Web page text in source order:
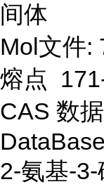
间体
Mol文件:
熔点
CAS 数
2-氨基-